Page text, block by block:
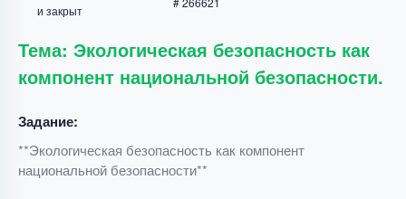
и закрыт
Тема: Экологическая безопасность как
компонент национальной безопасности.
Задание:
**Экологическая безопасность как компонент
национальной безопасности**